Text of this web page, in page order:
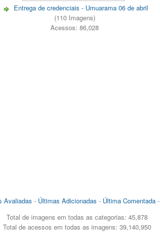
Entrega de credenciais - Umuarama 06 de abril
(110 Imagens)
Acessos: 86,028
Avaliadas - Últimas Adicionadas - Última Comentada-
Total de imagens em todas as categorias: 45,878
Total de acessos em todas as imagens: 39,140,950